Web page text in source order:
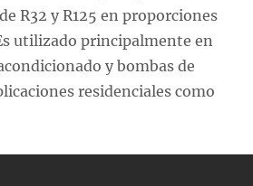
R32 y R125 en proporciones
utilizado principalmente en
y bombas de
residenciales como